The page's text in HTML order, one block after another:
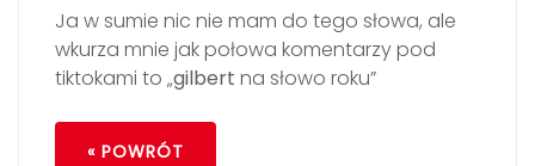
Ja w sumie nic nie mam do tego słowa, ale
wkurza mnie jak połowa komentarzy pod
tiktokami to „gilbert na słowo roku”
« POWRÓT